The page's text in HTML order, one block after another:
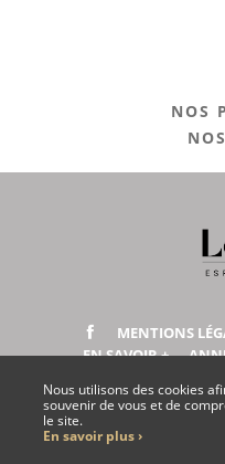
Nous utilisons des cookies
souvenir de vous et de
le site.
En savoir plus ›
NOS
MENTIONS
EN SAVOIR +